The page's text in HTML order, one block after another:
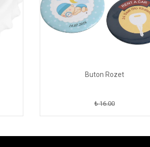
Buton Rozet
₺ 16.00